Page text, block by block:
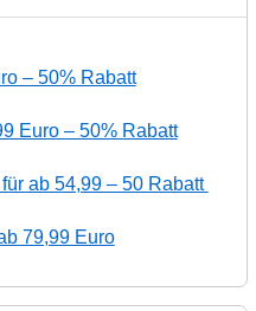
– 50% Rabatt
Euro – 50% Rabatt
ab 54,99 – 50 Rabatt
79,99 Euro